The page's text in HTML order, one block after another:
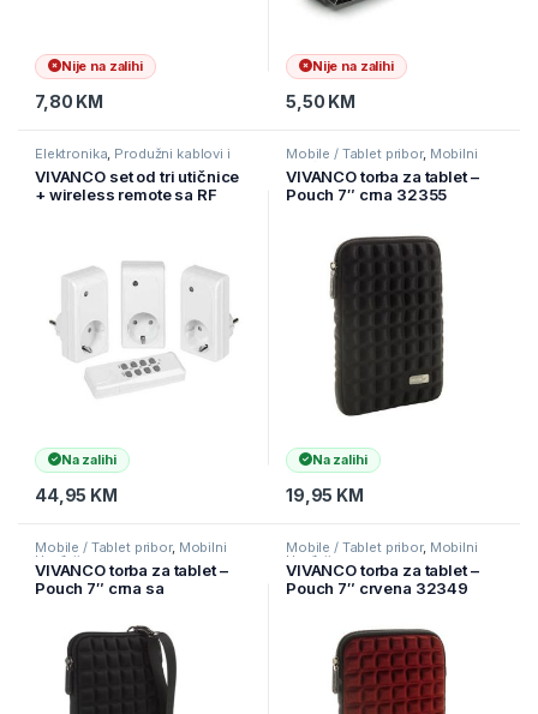
Nije na zalihi
7,80 KM
Nije na zalihi
5,50 KM
Elektronika, Produžni kablovi i
Smart Program
VIVANCO set od tri utičnice
+ wireless remote sa RF
Na zalihi
44,95 KM
Mobile / Tablet pribor, Mobilni
VIVANCO torba za tablet –
Pouch 7″ crna 32355
Na zalihi
19,95 KM
Mobile / Tablet pribor, Mobilni
Uređaji
VIVANCO torba za tablet –
Pouch 7″ crna sa
Mobile / Tablet pribor, Mobilni
Uređaji
VIVANCO torba za tablet –
Pouch 7″ crvena 32349